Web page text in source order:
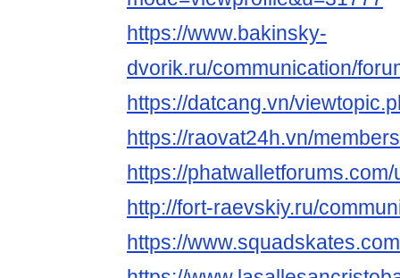
https://www.bakinsky-
dvorik.ru/communication/
https://datcang.vn/
https://raovat24h.vn/
https://
http://fort-raevskiy.ru/
https://